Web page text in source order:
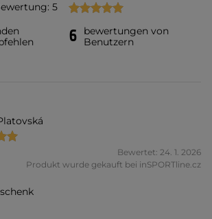
5
6
bewertungen von
Benutzern
Bewertet: 24. 1. 2026
Produkt wurde gekauft bei inSPORTline.cz